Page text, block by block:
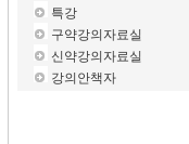
특강
구약강의자료실
신약강의자료실
강의안책자